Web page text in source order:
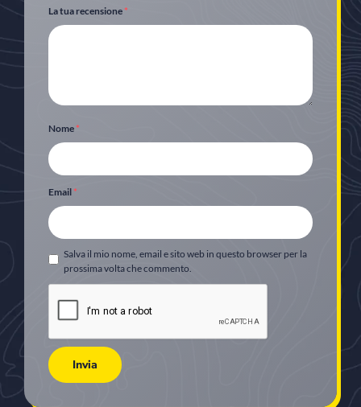
La tua recensione*
Nome*
Email*
Salva il mio nome, email e sito web in questo browser per la
prossima volta che commento.